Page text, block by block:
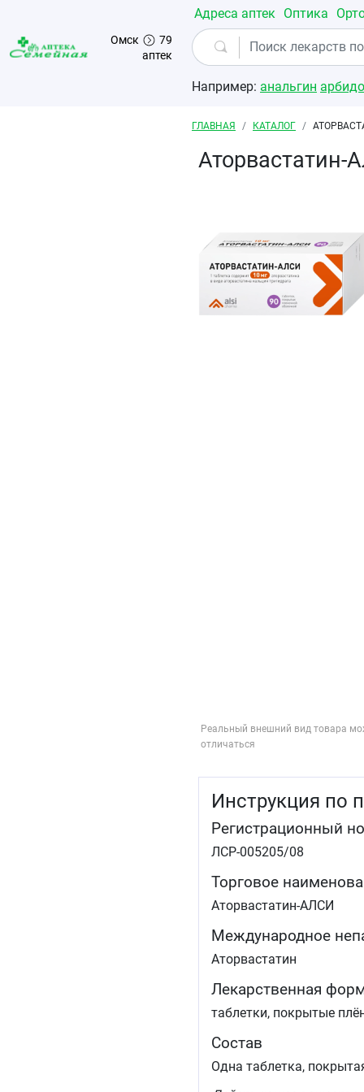
Перейти к основному содержанию
Омск
79
аптек
Адреса аптек Оптика
Например: анальгин
Строка навигации
ГЛАВНАЯ КАТАЛОГ
Аторвастатин-
Реальный внешний вид товара
отличаться
Инструкция по
Регистрационный
ЛСР-005205/08
Торговое
Аторвастатин-АЛСИ
Международное
Аторвастатин
Лекарственная
таблетки, покрытые
Состав
Одна таблетка,